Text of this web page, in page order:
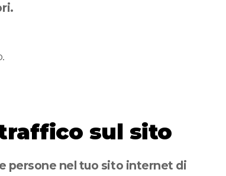
sul sito
persone nel tuo sito internet di